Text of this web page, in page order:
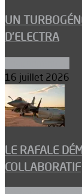
UN
D’ELECTRA
16 juillet 2026
LE RAFALE
COLLABORATIF